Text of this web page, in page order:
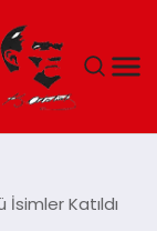
Katıldı